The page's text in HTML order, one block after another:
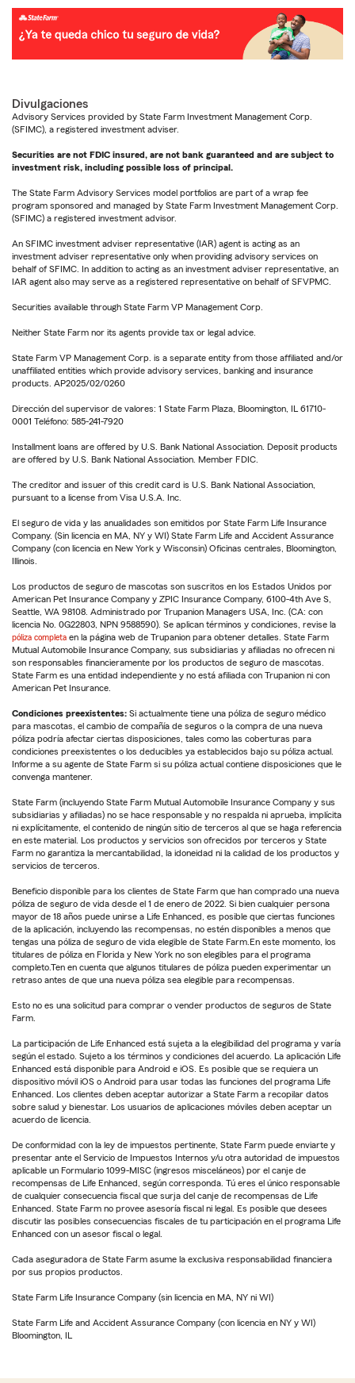
Divulgaciones
Advisory Services provided by State Farm Investment Management Corp.
(SFIMC), a registered investment adviser.
Securities are not FDIC insured, are not bank guaranteed and are subject to
investment risk, including possible loss of principal.
The State Farm Advisory Services model portfolios are part of a wrap fee
program sponsored and managed by State Farm Investment Management Corp.
(SFIMC) a registered investment advisor.
An SFIMC investment adviser representative (IAR) agent is acting as an
investment adviser representative only when providing advisory services on
behalf of SFIMC. In addition to acting as an investment adviser representative, an
IAR agent also may serve as a registered representative on behalf of SFVPMC.
Securities available through State Farm VP Management Corp.
Neither State Farm nor its agents provide tax or legal advice.
State Farm VP Management Corp. is a separate entity from those affiliated and/or
unaffiliated entities which provide advisory services, banking and insurance
products. AP2025/02/0260
Dirección del supervisor de valores: 1 State Farm Plaza, Bloomington, IL 61710-
0001 Teléfono: 585-241-7920
Installment loans are offered by U.S. Bank National Association. Deposit products
are offered by U.S. Bank National Association. Member FDIC.
The creditor and issuer of this credit card is U.S. Bank National Association,
pursuant to a license from Visa U.S.A. Inc.
El seguro de vida y las anualidades son emitidos por State Farm Life Insurance
Company. (Sin licencia en MA, NY y WI) State Farm Life and Accident Assurance
Company (con licencia en New York y Wisconsin) Oficinas centrales, Bloomington,
Illinois.
Los productos de seguro de mascotas son suscritos en los Estados Unidos por
American Pet Insurance Company y ZPIC Insurance Company, 6100-4th Ave S,
Seattle, WA 98108. Administrado por Trupanion Managers USA, Inc. (CA: con
licencia No. 0G22803, NPN 9588590). Se aplican términos y condiciones, revise la
póliza completa en la página web de Trupanion para obtener detalles. State Farm
Mutual Automobile Insurance Company, sus subsidiarias y afiliadas no ofrecen ni
son responsables financieramente por los productos de seguro de mascotas.
State Farm es una entidad independiente y no está afiliada con Trupanion ni con
American Pet Insurance.
Condiciones preexistentes: Si actualmente tiene una póliza de seguro médico
para mascotas, el cambio de compañía de seguros o la compra de una nueva
póliza podría afectar ciertas disposiciones, tales como las coberturas para
condiciones preexistentes o los deducibles ya establecidos bajo su póliza actual.
Informe a su agente de State Farm si su póliza actual contiene disposiciones que le
convenga mantener.
State Farm (incluyendo State Farm Mutual Automobile Insurance Company y sus
subsidiarias y afiliadas) no se hace responsable y no respalda ni aprueba, implícita
ni explícitamente, el contenido de ningún sitio de terceros al que se haga referencia
en este material. Los productos y servicios son ofrecidos por terceros y State
Farm no garantiza la mercantabilidad, la idoneidad ni la calidad de los productos y
servicios de terceros.
Beneficio disponible para los clientes de State Farm que han comprado una nueva
póliza de seguro de vida desde el 1 de enero de 2022. Si bien cualquier persona
mayor de 18 años puede unirse a Life Enhanced, es posible que ciertas funciones
de la aplicación, incluyendo las recompensas, no estén disponibles a menos que
tengas una póliza de seguro de vida elegible de State Farm.En este momento, los
titulares de póliza en Florida y New York no son elegibles para el programa
completo.Ten en cuenta que algunos titulares de póliza pueden experimentar un
retraso antes de que una nueva póliza sea elegible para recompensas.
Esto no es una solicitud para comprar o vender productos de seguros de State
Farm.
La participación de Life Enhanced está sujeta a la elegibilidad del programa y varía
según el estado. Sujeto a los términos y condiciones del acuerdo. La aplicación Life
Enhanced está disponible para Android e iOS. Es posible que se requiera un
dispositivo móvil iOS o Android para usar todas las funciones del programa Life
Enhanced. Los clientes deben aceptar autorizar a State Farm a recopilar datos
sobre salud y bienestar. Los usuarios de aplicaciones móviles deben aceptar un
acuerdo de licencia.
De conformidad con la ley de impuestos pertinente, State Farm puede enviarte y
presentar ante el Servicio de Impuestos Internos y/u otra autoridad de impuestos
aplicable un Formulario 1099-MISC (ingresos misceláneos) por el canje de
recompensas de Life Enhanced, según corresponda. Tú eres el único responsable
de cualquier consecuencia fiscal que surja del canje de recompensas de Life
Enhanced. State Farm no provee asesoría fiscal ni legal. Es posible que desees
discutir las posibles consecuencias fiscales de tu participación en el programa Life
Enhanced con un asesor fiscal o legal.
Cada aseguradora de State Farm asume la exclusiva responsabilidad financiera
por sus propios productos.
State Farm Life Insurance Company (sin licencia en MA, NY ni WI)
State Farm Life and Accident Assurance Company (con licencia en NY y WI)
Bloomington, IL